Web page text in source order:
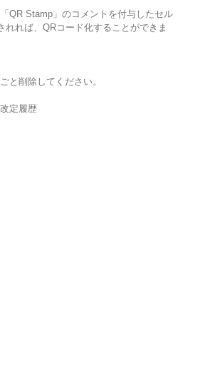
QR Stamp」のコメントを付与したセル
れれば、QRコード化することができま
と削除してください。
定履歴